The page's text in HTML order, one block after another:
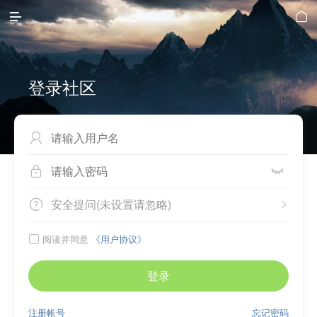
 
登录社区

 
 
安全提问(未设置请忽略)
 阅读并同意 《用户协议》
登录
忘记密码
注册帐号